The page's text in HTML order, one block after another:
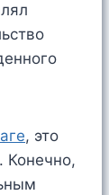
, это
Конечно,